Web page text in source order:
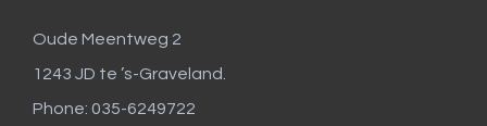
Oude Meentweg 2
1243 JD te ’s-Graveland.
Phone: 035-6249722